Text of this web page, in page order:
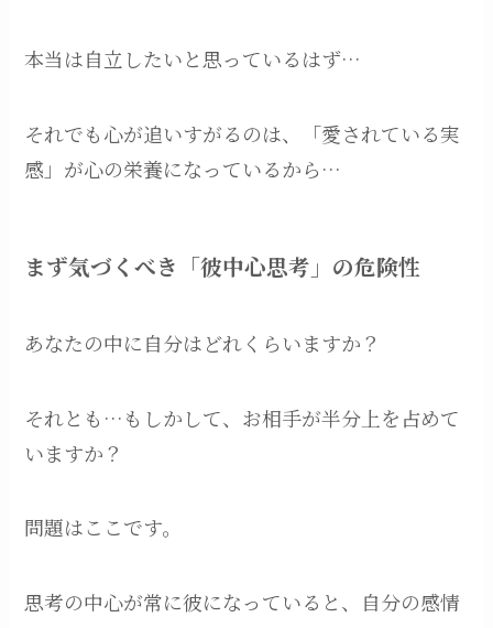
本当は自立したいと思っているはず…
それでも心が追いすがるのは、「愛されている実
感」が心の栄養になっているから…
まず気づくべき「彼中心思考」の危険性
あなたの中に自分はどれくらいますか？
それとも…もしかして、お相手が半分上を占めて
いますか？
問題はここです。
思考の中心が常に彼になっていると、自分の感情